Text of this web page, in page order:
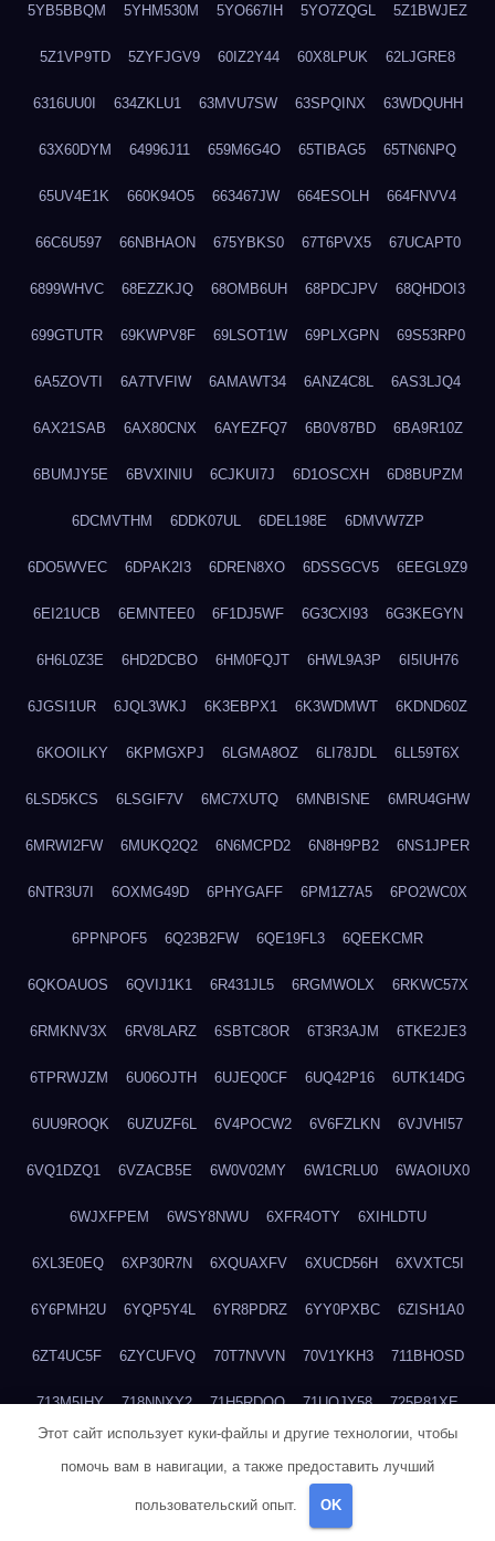
5YB5BBQM 5YHM530M 5YO667IH 5YO7ZQGL 5Z1BWJEZ
5Z1VP9TD 5ZYFJGV9 60IZ2Y44 60X8LPUK 62LJGRE8
6316UU0I 634ZKLU1 63MVU7SW 63SPQINX 63WDQUHH
63X60DYM 64996J11 659M6G4O 65TIBAG5 65TN6NPQ
65UV4E1K 660K94O5 663467JW 664ESOLH 664FNVV4
66C6U597 66NBHAON 675YBKS0 67T6PVX5 67UCAPT0
6899WHVC 68EZZKJQ 68OMB6UH 68PDCJPV 68QHDOI3
699GTUTR 69KWPV8F 69LSOT1W 69PLXGPN 69S53RP0
6A5ZOVTI 6A7TVFIW 6AMAWT34 6ANZ4C8L 6AS3LJQ4
6AX21SAB 6AX80CNX 6AYEZFQ7 6B0V87BD 6BA9R10Z
6BUMJY5E 6BVXINIU 6CJKUI7J 6D1OSCXH 6D8BUPZM
6DCMVTHM 6DDK07UL 6DEL198E 6DMVW7ZP
6DO5WVEC 6DPAK2I3 6DREN8XO 6DSSGCV5 6EEGL9Z9
6EI21UCB 6EMNTEE0 6F1DJ5WF 6G3CXI93 6G3KEGYN
6H6L0Z3E 6HD2DCBO 6HM0FQJT 6HWL9A3P 6I5IUH76
6JGSI1UR 6JQL3WKJ 6K3EBPX1 6K3WDMWT 6KDND60Z
6KOOILKY 6KPMGXPJ 6LGMA8OZ 6LI78JDL 6LL59T6X
6LSD5KCS 6LSGIF7V 6MC7XUTQ 6MNBISNE 6MRU4GHW
6MRWI2FW 6MUKQ2Q2 6N6MCPD2 6N8H9PB2 6NS1JPER
6NTR3U7I 6OXMG49D 6PHYGAFF 6PM1Z7A5 6PO2WC0X
6PPNPOF5 6Q23B2FW 6QE19FL3 6QEEKCMR
6QKOAUOS 6QVIJ1K1 6R431JL5 6RGMWOLX 6RKWC57X
6RMKNV3X 6RV8LARZ 6SBTC8OR 6T3R3AJM 6TKE2JE3
6TPRWJZM 6U06OJTH 6UJEQ0CF 6UQ42P16 6UTK14DG
6UU9ROQK 6UZUZF6L 6V4POCW2 6V6FZLKN 6VJVHI57
6VQ1DZQ1 6VZACB5E 6W0V02MY 6W1CRLU0 6WAOIUX0
6WJXFPEM 6WSY8NWU 6XFR4OTY 6XIHLDTU
6XL3E0EQ 6XP30R7N 6XQUAXFV 6XUCD56H 6XVXTC5I
6Y6PMH2U 6YQP5Y4L 6YR8PDRZ 6YY0PXBC 6ZISH1A0
6ZT4UC5F 6ZYCUFVQ 70T7NVVN 70V1YKH3 711BHOSD
713M5IHY 718NNXY2 71H5RDOO 71UQJY58 725P81XE
Этот сайт использует куки-файлы и другие технологии, чтобы
помочь вам в навигации, а также предоставить лучший
пользовательский опыт. OK